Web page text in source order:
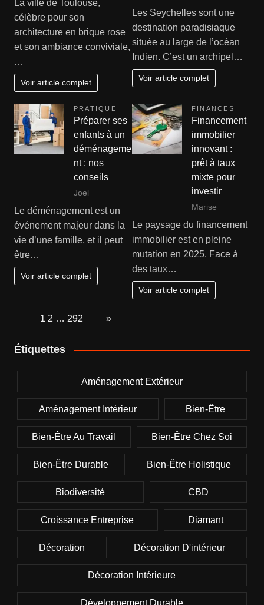
La ville de Toulouse,
célèbre pour son
architecture en brique rose
et son ambiance conviviale,
…
Voir article complet
Les Seychelles sont une
destination paradisiaque
située au large de l’océan
Indien. C’est un archipel…
Voir article complet
PRATIQUE
Préparer ses
enfants à un
déménageme
nt : nos
conseils
Joel
Le déménagement est un
événement majeur dans la
vie d’une famille, et il peut
être…
Voir article complet
FINANCES
Financement
immobilier
innovant :
prêt à taux
mixte pour
investir
Marise
Le paysage du financement
immobilier est en pleine
mutation en 2025. Face à
des taux…
Voir article complet
1 2 … 292 »
Étiquettes
Aménagement Extérieur
Aménagement Intérieur Bien-Être
Bien-Être Au Travail Bien-Être Chez Soi
Bien-Être Durable Bien-Être Holistique
Biodiversité CBD
Croissance Entreprise Diamant
Décoration Décoration D'intérieur
Décoration Intérieure
Développement Durable